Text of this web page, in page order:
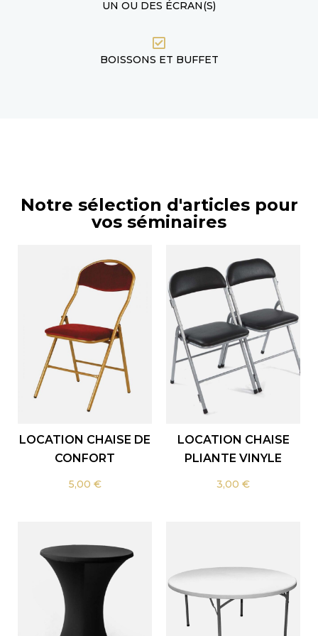
UN OU DES ÉCRAN(S)
BOISSONS ET BUFFET
Notre sélection d'articles pour
vos séminaires
LOCATION CHAISE DE
CONFORT
5,00 €
LOCATION CHAISE
PLIANTE VINYLE
3,00 €